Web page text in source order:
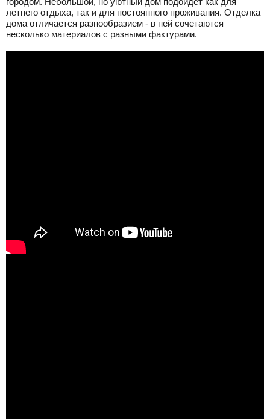
летнего отдыха, так и для постоянного проживания. Отделка
дома отличается разнообразием - в ней сочетаются
несколько материалов с разными фактурами.